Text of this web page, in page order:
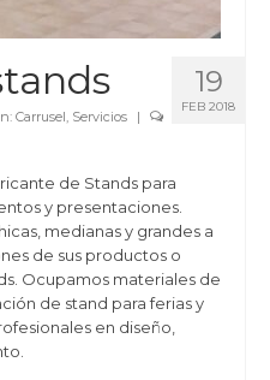
19
FEB 2018
Carrusel, Servicios
|
de Stands para
y presentaciones.
medianas y grandes a
de sus productos o
Ocupamos materiales de
de stand para ferias y
en diseño,